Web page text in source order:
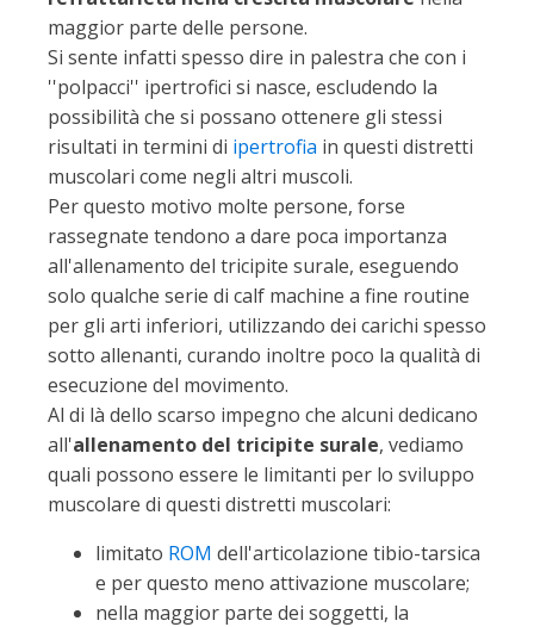
maggior parte delle persone.
Si sente infatti spesso dire in palestra che con i
''polpacci'' ipertrofici si nasce, escludendo la
possibilità che si possano ottenere gli stessi
risultati in termini di ipertrofia in questi distretti
muscolari come negli altri muscoli.
Per questo motivo molte persone, forse
rassegnate tendono a dare poca importanza
all'allenamento del tricipite surale, eseguendo
solo qualche serie di calf machine a fine routine
per gli arti inferiori, utilizzando dei carichi spesso
sotto allenanti, curando inoltre poco la qualità di
esecuzione del movimento.
Al di là dello scarso impegno che alcuni dedicano
all'allenamento del tricipite surale, vediamo
quali possono essere le limitanti per lo sviluppo
muscolare di questi distretti muscolari:
limitato ROM dell'articolazione tibio-tarsica
e per questo meno attivazione muscolare;
nella maggior parte dei soggetti, la